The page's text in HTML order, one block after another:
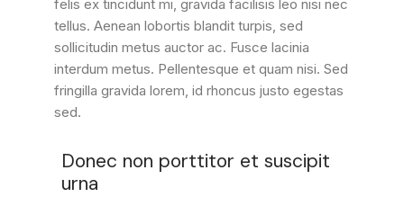
felis ex tincidunt mi, gravida facilisis leo nisi nec
tellus. Aenean lobortis blandit turpis, sed
sollicitudin metus auctor ac. Fusce lacinia
interdum metus. Pellentesque et quam nisi. Sed
fringilla gravida lorem, id rhoncus justo egestas
sed.
Donec non porttitor et suscipit
urna